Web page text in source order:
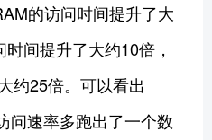
的访问时间提升了大
间提升了大约10倍，
约25倍。可以看出
问速率多跑出了一个数